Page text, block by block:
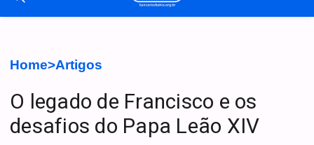
Home>Artigos
O legado de Francisco e os
desafios do Papa Leão XIV